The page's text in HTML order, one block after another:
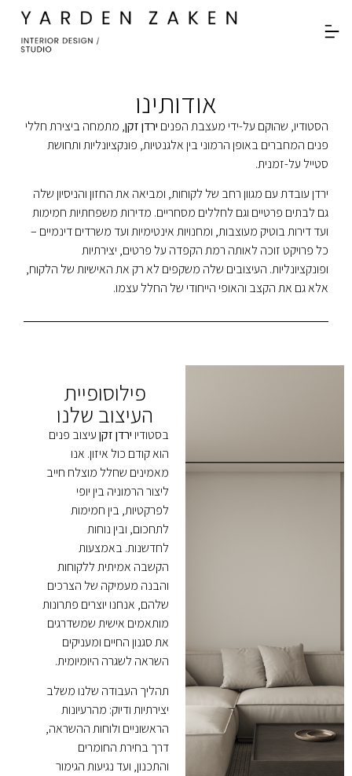
אודותינו
הסטודיו, שהוקם על-ידי מעצבת הפנים ירדן זקן, מתמחה ביצירת חללי
פנים המחברים באופן הרמוני בין אלגנטיות, פונקציונליות ותחושת
סטייל על-זמנית.
ירדן עובדת עם מגוון רחב של לקוחות, ומביאה את החזון והניסיון שלה
גם לבתים פרטיים וגם לחללים מסחריים. מדירות משפחתיות חמימות
ועד דירות בוטיק מעוצבות, ומחנויות אינטימיות ועד משרדים דינמיים –
כל פרויקט זוכה לאותה רמת הקפדה על פרטים, יצירתיות
ופונקציונליות. העיצובים שלה משקפים לא רק את האישיות של הלקוח,
אלא גם את הקצב והאופי הייחודי של החלל עצמו.
פילוסופיית
העיצוב שלנו
בסטודיו ירדן זקןעיצוב פנים
הוא קודם כול איזון. אנו
מאמינים שחלל מוצלח חייב
ליצור הרמוניה בין יופי
לפרקטיות, בין חמימות
לתחכום, ובין נוחות
לחדשנות. באמצעות
הקשבה אמיתית ללקוחות
והבנה מעמיקה של הצרכים
שלהם, אנחנו יוצרים פתרונות
מותאמים אישית שמשדרגים
את סגנון החיים ומעניקים
השראה לשגרה היומיומית.
תהליך העבודה שלנו משלב
יצירתיות ודיוק: מהרעיונות
הראשוניים ולוחות ההשראה,
דרך בחירת החומרים
והתכנון, ועד נגיעות הגימור